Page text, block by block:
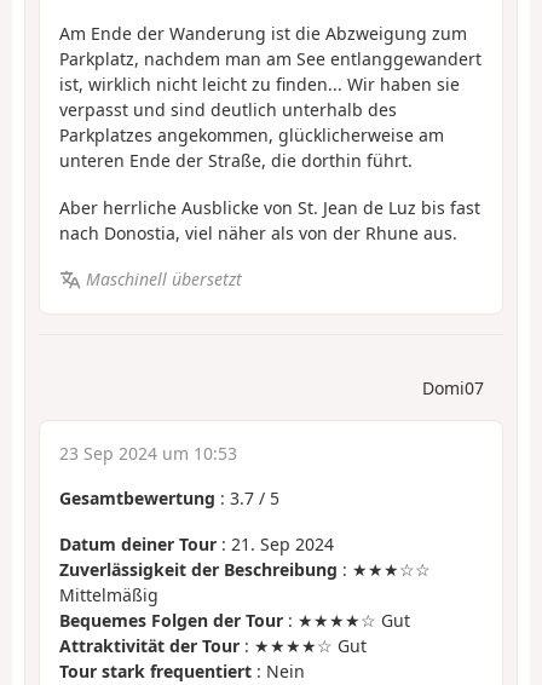
Am Ende der Wanderung ist die Abzweigung zum
Parkplatz, nachdem man am See entlanggewandert
ist, wirklich nicht leicht zu finden... Wir haben sie
verpasst und sind deutlich unterhalb des
Parkplatzes angekommen, glücklicherweise am
unteren Ende der Straße, die dorthin führt.
Aber herrliche Ausblicke von St. Jean de Luz bis fast
nach Donostia, viel näher als von der Rhune aus.
Maschinell übersetzt
Domi07
23 Sep 2024 um 10:53
Gesamtbewertung : 3.7 / 5
Datum deiner Tour : 21. Sep 2024
Zuverlässigkeit der Beschreibung : ★★★☆☆
Mittelmäßig
Bequemes Folgen der Tour : ★★★★☆ Gut
Attraktivität der Tour : ★★★★☆ Gut
Tour stark frequentiert : Nein